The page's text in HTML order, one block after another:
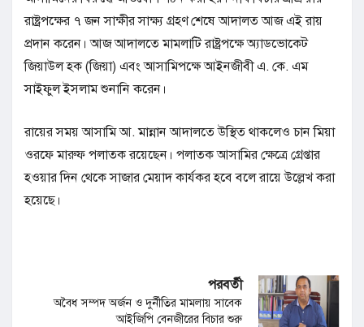
রাষ্ট্রপক্ষের ৭ জন সাক্ষীর সাক্ষ্য গ্রহণ শেষে আদালত আজ এই রায়
প্রদান করেন। আজ আদালতে মামলাটি রাষ্ট্রপক্ষে অ্যাডভোকেট
জিয়াউল হক (জিয়া) এবং আসামিপক্ষে আইনজীবী এ. কে. এম
সাইফুল ইসলাম শুনানি করেন।
​রায়ের সময় আসামি আ. মান্নান আদালতে উস্থিত থাকলেও চান মিয়া
ওরফে মারুফ পলাতক রয়েছেন। পলাতক আসামির ক্ষেত্রে গ্রেপ্তার
হওয়ার দিন থেকে সাজার মেয়াদ কার্যকর হবে বলে রায়ে উল্লেখ করা
হয়েছে।
পরবর্তী
অবৈধ সম্পদ অর্জন ও দুর্নীতির মামলায় সাবেক
আইজিপি বেনজীরের বিচার শুরু